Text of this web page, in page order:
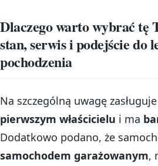
Dlaczego warto wybrać tę
stan, serwis i podejście do
pochodzenia
Na szczególną uwagę
pierwszym właścicielu i ma
Dodatkowo podano, że
samochodem garażowanym,